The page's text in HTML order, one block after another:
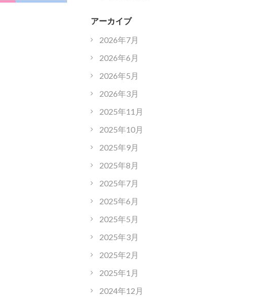
アーカイブ
2026年7月
2026年6月
2026年5月
2026年3月
2025年11月
2025年10月
2025年9月
2025年8月
2025年7月
2025年6月
2025年5月
2025年3月
2025年2月
2025年1月
2024年12月